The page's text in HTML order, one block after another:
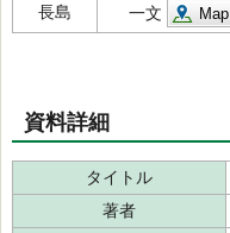
長島 一文 Map
資料詳細
タイトル
著者